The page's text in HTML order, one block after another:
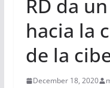
RD da
hacia la
de la
December 18, 2020